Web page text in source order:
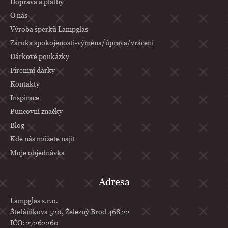
í
O nás
Výroba šperků Lampglas
Záruka spokojenosti-výměna/úprava/vrácení
Dárkové poukázky
Firemní dárky
Kontakty
Inspirace
Puncovní značky
Blog
Kde nás můžete najít
Moje objednávka
Adresa
Lampglas s.r.o.
Štefánikova 520, Železný Brod 468 22
IČO: 27262260